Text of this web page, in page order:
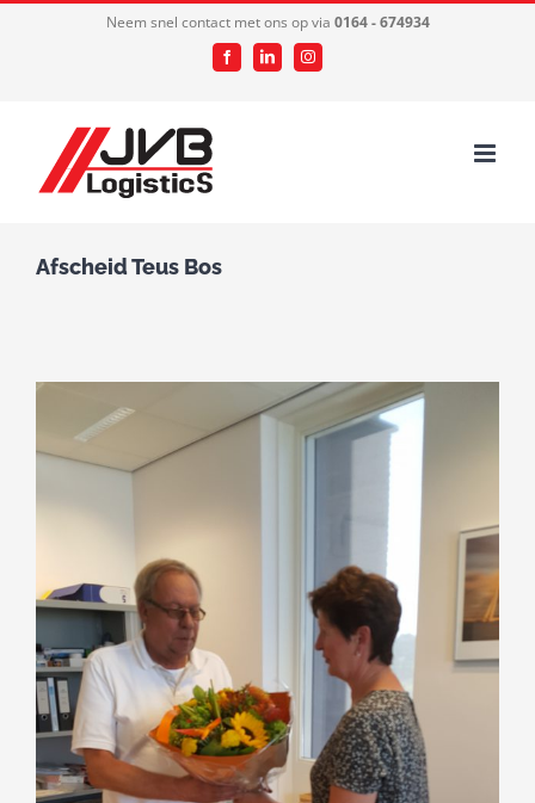
Neem snel contact met ons op via 0164 - 674934
FacebookLinkedInInstagram
Afscheid Teus Bos
Bekijk
grotere
afbeelding